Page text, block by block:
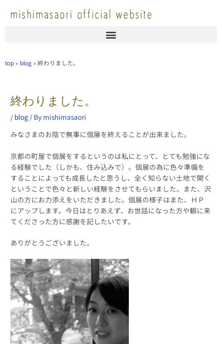
ッtop » blog » 終わりました。
終わりました。
/ blog / By mishimasaori
みなさまのお陰で無事に個展を終えることが出来ました。
京都の町屋で個展をするというのは私にとって、とても勉強にな
る経験でした（しかも、住み込みで）。個展の為に色々準備を
することによっても成長したと思うし、全く知らない土地で開く
ということで色々と新しい経験をさせてもらいました。また、沢
山の方にお力添えをいただきました。個展の様子はまた、ＨＰ
にアップします。今日はとりあえず、お世話になった方や観に来
てくださった方に感謝を記したいです。
ありがとうございました。